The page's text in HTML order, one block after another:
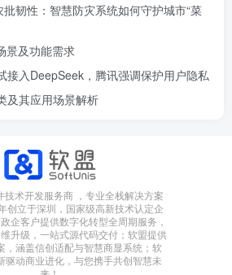
批韧性：智慧防灾系统如何守护城市“菜
景及功能需求
接入DeepSeek，腾讯强调保护用户隐私
及其应用场景解析
技术开发服务商 ，专业全栈解决方案
创立于深圳，国家级高新技术认定企
企客户提供数字化转型全周期服务，
升级，一站式源代码交付；软盟提供
，涵盖信创适配与智慧商显系统；软
驱动商业进化，与您携手共创智慧未